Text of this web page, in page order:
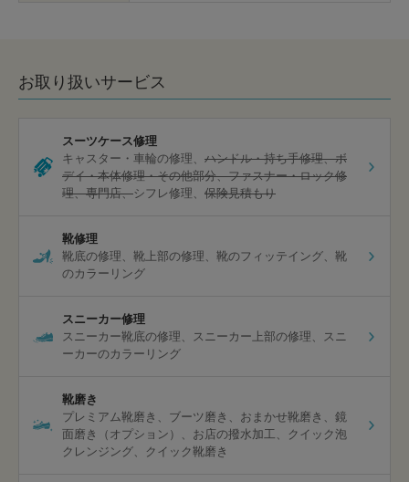
お取り扱いサービス
スーツケース修理
キャスター・車輪の修理
ハンドル・持ち手修理
ボ
デイ・本体修理・その他部分
ファスナー・ロック修
理
専門店 シフレ修理 保険見積もり
靴修理
靴底の修理
靴上部の修理 靴のフィッテイング
靴
のカラーリング
スニーカー修理
スニーカー靴底の修理
スニーカー上部の修理
スニ
ーカーのカラーリング
靴磨き
プレミアム靴磨き
ブーツ磨き おまかせ靴磨き
鏡
面磨き（オプション）
お店の撥水加工
クイック泡
クレンジング
クイック靴磨き